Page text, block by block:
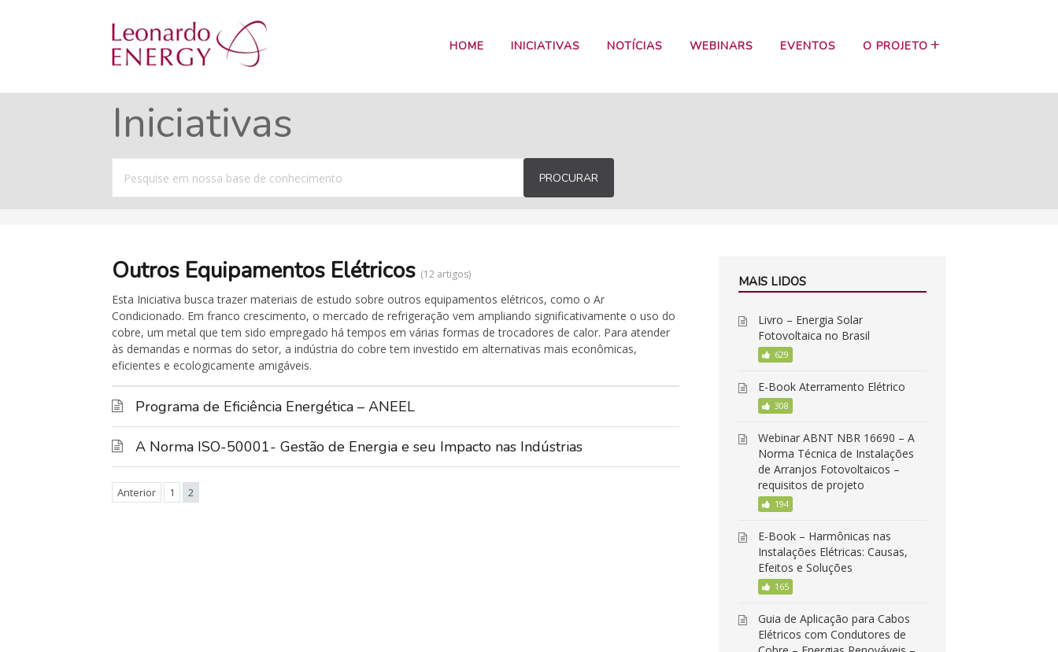
HOME INICIATIVAS NOTÍCIAS WEBINARS EVENTOS O PROJETO
Iniciativas
por
PROCURAR
Outros Equipamentos Elétricos 12 artigos
Esta Iniciativa busca trazer materiais de estudo sobre outros equipamentos elétricos, como o Ar
Condicionado. Em franco crescimento, o mercado de refrigeração vem ampliando significativamente o uso do
cobre, um metal que tem sido empregado há tempos em várias formas de trocadores de calor. Para atender
às demandas e normas do setor, a indústria do cobre tem investido em alternativas mais econômicas,
eficientes e ecologicamente amigáveis.
Programa de Eficiência Energética – ANEEL
A Norma ISO-50001- Gestão de Energia e seu Impacto nas Indústrias
Anterior 1 2
MAIS LIDOS
Livro – Energia Solar
Fotovoltaica no Brasil
629
E-Book Aterramento Elétrico
308
Webinar ABNT NBR 16690 – A
Norma Técnica de Instalações
de Arranjos Fotovoltaicos –
requisitos de projeto
194
E-Book – Harmônicas nas
Instalações Elétricas: Causas,
Efeitos e Soluções
165
Guia de Aplicação para Cabos
Elétricos com Condutores de